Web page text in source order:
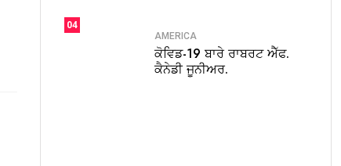
04
AMERICA
ਕੋਵਿਡ-19 ਬਾਰੇ ਰਾਬਰਟ ਐੱਫ.
ਕੈਨੇਡੀ ਜੂਨੀਅਰ.